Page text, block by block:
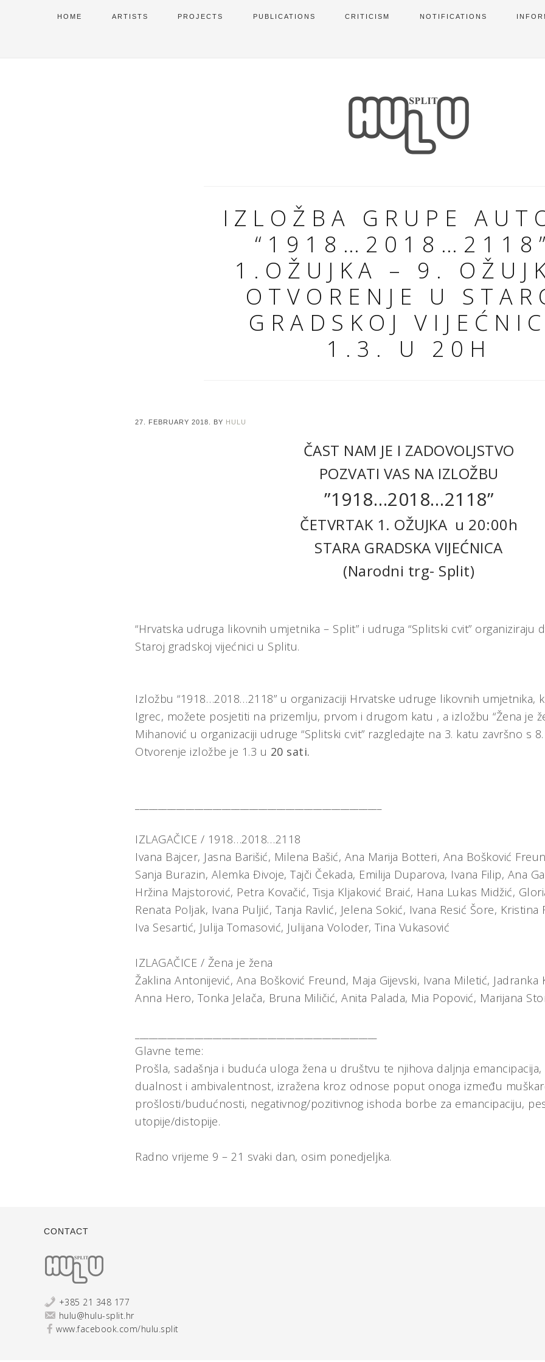
HOME ARTISTS PROJECTS PUBLICATIONS CRITICISM NOTIFICATIONS
IZLOŽBA GRUPE
1.OŽUJKA – 9.
OTVORENJE U
GRADSKOJ
1.3. U 20H
27. FEBRUARY 2018. BY HULU
ČAST NAM JE I ZADOVOLJSTVO
POZVATI VAS NA IZLOŽBU
”1918…2018…2118”
ČETVRTAK 1. OŽUJKA u 20:00h
STARA GRADSKA VIJEĆNICA
(Narodni trg- Split)
“Hrvatska udruga likovnih umjetnika – Split” i udruga “Splitski cvit” organiziraju
Staroj gradskoj vijećnici u Splitu.
Izložbu “1918…2018…2118” u organizaciji Hrvatske udruge likovnih
Igrec, možete posjetiti na prizemlju, prvom i drugom katu , a izložbu “Žena je
Mihanović u organizaciji udruge “Splitski cvit” razgledajte na 3. katu završno s
Otvorenje izložbe je 1.3 u 20 sati.
IZLAGAČICE / 1918…2018…2118
Ivana Bajcer, Jasna Barišić, Milena Bašić, Ana Marija Botteri, Ana Bošković
Sanja Burazin, Alemka Đivoje, Tajči Čekada, Emilija Duparova, Ivana Filip, Ana
Hržina Majstorović, Petra Kovačić, Tisja Kljaković Braić, Hana Lukas Midžić,
Renata Poljak, Ivana Puljić, Tanja Ravlić, Jelena Sokić, Ivana Resić Šore, Kristina
Iva Sesartić, Julija Tomasović, Julijana Voloder, Tina Vukasović
IZLAGAČICE / Žena je žena
Žaklina Antonijević, A​na Bošković Freund, Maja Gijevski, Ivana Miletić, Jadranka
Anna Hero, Tonka Jelača, Bruna Miličić, Anita Palada, Mia Popović, Marijana
Glavne teme:
Prošla, sadašnja i buduća uloga žena u društvu te njihova daljnja
dualnost i ambivalentnost, izražena kroz odnose poput onoga između
prošlosti/budućnosti, negativnog/pozitivnog ishoda borbe za emancipaciju,
utopije/distopije.
Radno vrijeme 9 – 21 svaki dan, osim ponedjeljka.
CONTACT
+385 21 348 177
hulu@hulu-split.hr
www.facebook.com/hulu.split